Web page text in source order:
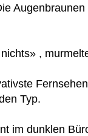
,
Typ.
im dunklen